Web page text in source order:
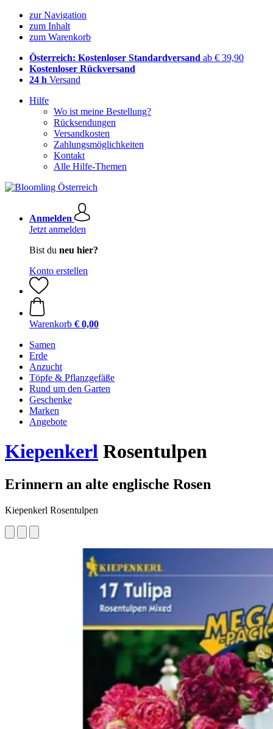
zur Navigation
zum Inhalt
zum Warenkorb
Österreich: Kostenloser Standardversand ab € 39,90
Kostenloser Rückversand
24 h Versand
Hilfe
Wo ist meine Bestellung?
Rücksendungen
Versandkosten
Zahlungsmöglichkeiten
Kontakt
Alle Hilfe-Themen
Anmelden
Jetzt anmelden
Bist du neu hier?
Konto erstellen
Warenkorb € 0,00
Samen
Erde
Anzucht
Töpfe & Pflanzgefäße
Rund um den Garten
Geschenke
Marken
Angebote
Kiepenkerl Rosentulpen
Erinnern an alte englische Rosen
Kiepenkerl Rosentulpen